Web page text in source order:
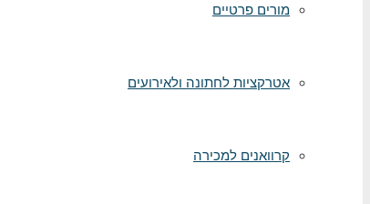
מורים פרטיים
אטרקציות לחתונה ולאירועים
קרוואנים למכירה